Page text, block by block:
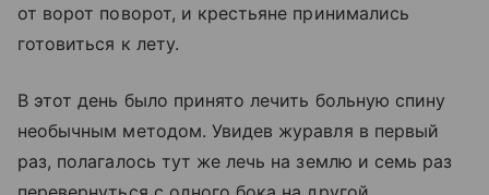
от ворот поворот, и крестьяне принимались
готовиться к лету.
В этот день было принято лечить больную спину
необычным методом. Увидев журавля в первый
раз, полагалось тут же лечь на землю и семь раз